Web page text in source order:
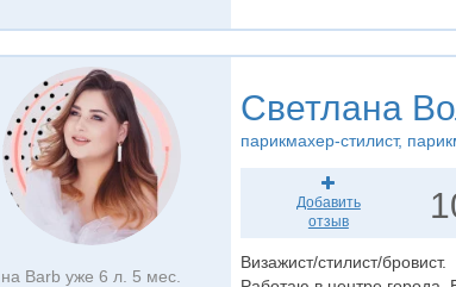
на Barb уже 6 л. 5 мес.
Светлана
парикмахер-стилист,
Добавить
отзыв
Визажист/стилист/бровист.